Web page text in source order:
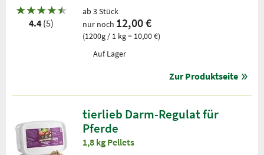
4.4 (5)
ab 3 Stück
nur noch 12,00 €
(1200g / 1 kg = 10,00 €)
Auf Lager
Zur Produktseite
tierlieb Darm-Regulat für
Pferde
1,8 kg Pellets